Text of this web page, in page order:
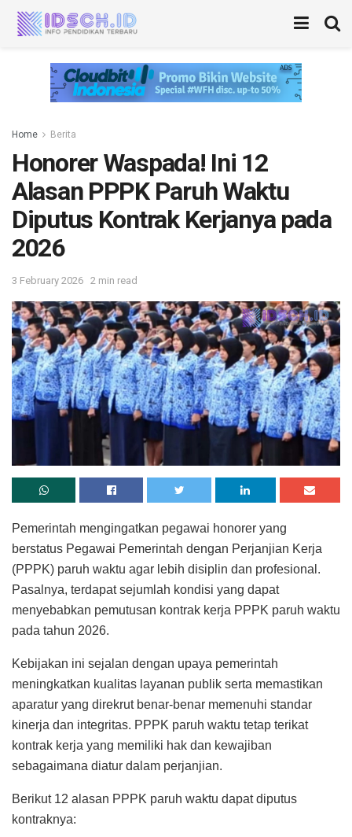
Home Berita
Honorer Waspada! Ini 12
Alasan PPPK Paruh Waktu
Diputus Kontrak Kerjanya pada
2026
3 February 2026 2 min read
Pemerintah mengingatkan pegawai honorer yang
berstatus Pegawai Pemerintah dengan Perjanjian Kerja
(PPPK) paruh waktu agar lebih disiplin dan profesional.
Pasalnya, terdapat sejumlah kondisi yang dapat
menyebabkan pemutusan kontrak kerja PPPK paruh waktu
pada tahun 2026.
Kebijakan ini sejalan dengan upaya pemerintah
meningkatkan kualitas layanan publik serta memastikan
aparatur yang direkrut benar-benar memenuhi standar
kinerja dan integritas. PPPK paruh waktu tetap terikat
kontrak kerja yang memiliki hak dan kewajiban
sebagaimana diatur dalam perjanjian.
Berikut 12 alasan PPPK paruh waktu dapat diputus
kontraknya: